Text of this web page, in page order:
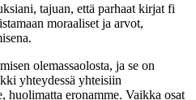
tajuan, että parhaat kirjat fi
moraaliset ja arvot,
olemassaolosta, ja se on
yhteydessä yhteisiin
huolimatta eronamme. Vaikka osat